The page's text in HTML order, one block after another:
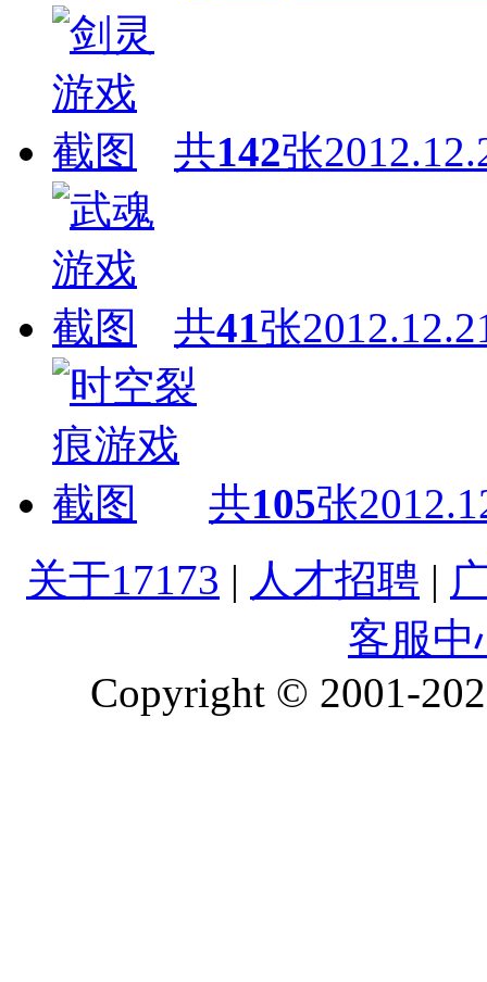
共142张
共41张
共105张
关于17173 | 人才招聘 |
客服中
Copyright © 2001-